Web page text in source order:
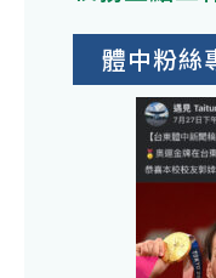
體中粉絲